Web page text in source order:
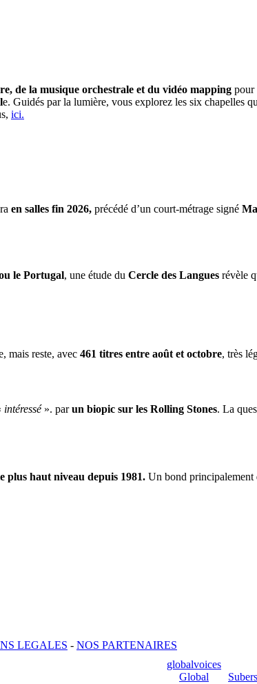
de la musique orchestrale et du vidéo mapping pour
e. Guidés par la lumière, vous explorez les six chapelles
ici.
en salles fin 2026, précédé d’un court-métrage signé
le Portugal, une étude du Cercle des Langues révèle
mais reste, avec 461 titres entre août et octobre, très
intéressé ». parun biopic sur les Rolling Stones. La
plus haut niveau depuis 1981. Un bond principalement
LEGALES - NOS PARTENAIRES
globalvoices
Global